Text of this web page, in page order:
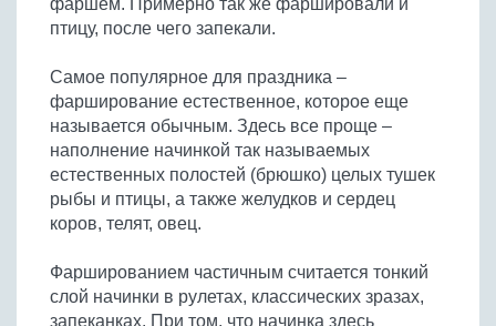
Бобовые
Крупы
фаршем. Примерно так же фаршировали и
птицу, после чего запекали.
Самое популярное для праздника –
фарширование естественное, которое еще
называется обычным. Здесь все проще –
наполнение начинкой так называемых
естественных полостей (брюшко) целых тушек
рыбы и птицы, а также желудков и сердец
коров, телят, овец.
Фаршированием частичным считается тонкий
слой начинки в рулетах, классических зразах,
запеканках. При том, что начинка здесь